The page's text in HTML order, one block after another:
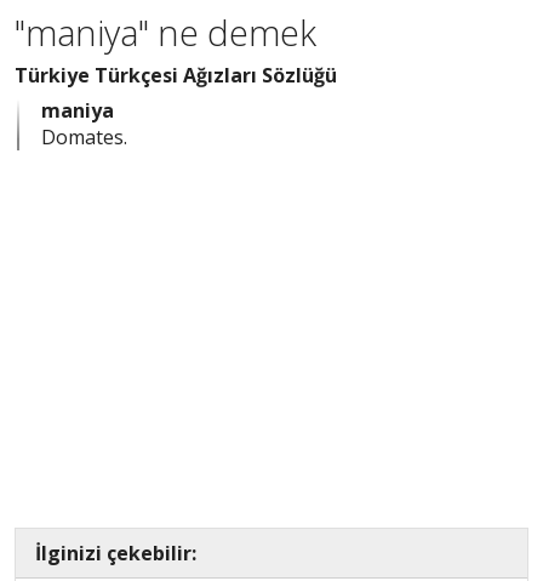
"maniya" ne demek
Türkiye Türkçesi Ağızları Sözlüğü
maniya
Domates.
İlginizi çekebilir: